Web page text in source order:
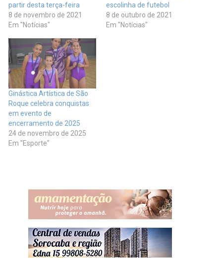
partir desta terça-feira
8 de novembro de 2021
Em "Notícias"
escolinha de futebol
8 de outubro de 2021
Em "Notícias"
Ginástica Artística de São
Roque celebra conquistas
em evento de
encerramento de 2025
24 de novembro de 2025
Em "Esporte"